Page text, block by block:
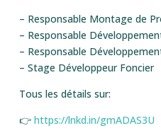
– Responsable Montage de
– Responsable
– Responsable
– Stage Développeur Foncier
Tous les détails sur:
👉https://lnkd.in/gmADAS3U